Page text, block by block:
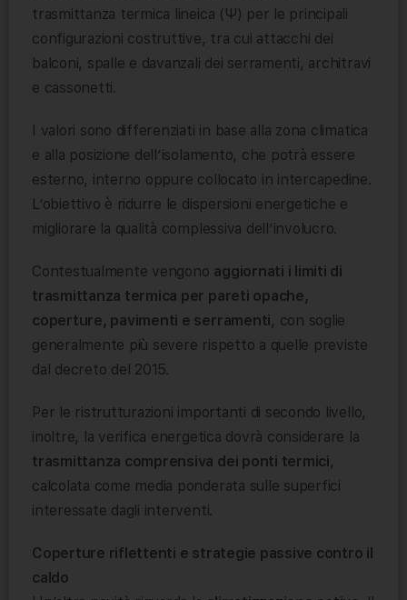
trasmittanza termica lineica (Ψ) per le principali
configurazioni costruttive, tra cui attacchi dei
balconi, spalle e davanzali dei serramenti, architravi
e cassonetti.
I valori sono differenziati in base alla zona climatica
e alla posizione dell’isolamento, che potrà essere
esterno, interno oppure collocato in intercapedine.
L’obiettivo è ridurre le dispersioni energetiche e
migliorare la qualità complessiva dell’involucro.
Contestualmente vengono aggiornati i limiti di
trasmittanza termica per pareti opache,
coperture, pavimenti e serramenti, con soglie
generalmente più severe rispetto a quelle previste
dal decreto del 2015.
Per le ristrutturazioni importanti di secondo livello,
inoltre, la verifica energetica dovrà considerare la
trasmittanza comprensiva dei ponti termici,
calcolata come media ponderata sulle superfici
interessate dagli interventi.
Coperture riflettenti e strategie passive contro il
caldo